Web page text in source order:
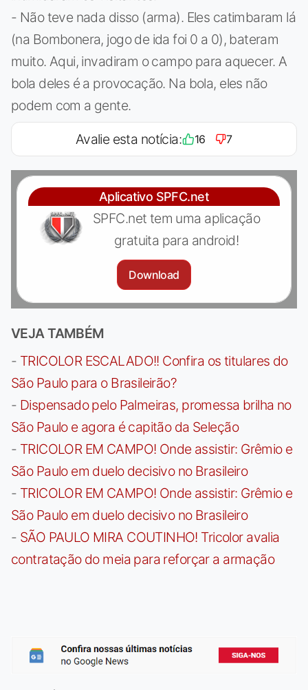
- Não teve nada disso (arma). Eles catimbaram lá
(na Bombonera, jogo de ida foi 0 a 0), bateram
muito. Aqui, invadiram o campo para aquecer. A
bola deles é a provocação. Na bola, eles não
podem com a gente.
Avalie esta notícia: 16 7
Aplicativo SPFC.net
SPFC.net tem uma aplicação
gratuita para android!
Download
VEJA TAMBÉM
- TRICOLOR ESCALADO!! Confira os titulares do
São Paulo para o Brasileirão?
- Dispensado pelo Palmeiras, promessa brilha no
São Paulo e agora é capitão da Seleção
- TRICOLOR EM CAMPO! Onde assistir: Grêmio e
São Paulo em duelo decisivo no Brasileiro
- TRICOLOR EM CAMPO! Onde assistir: Grêmio e
São Paulo em duelo decisivo no Brasileiro
- SÃO PAULO MIRA COUTINHO! Tricolor avalia
contratação do meia para reforçar a armação